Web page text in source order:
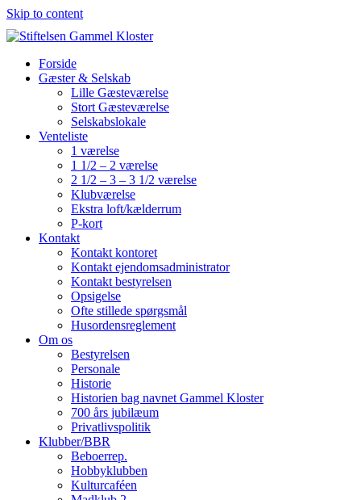
Skip to content
Forside
Gæster & Selskab
Lille Gæsteværelse
Stort Gæsteværelse
Selskabslokale
Venteliste
1 værelse
1 1/2 – 2 værelse
2 1/2 – 3 – 3 1/2 værelse
Klubværelse
Ekstra loft/kælderrum
P-kort
Kontakt
Kontakt kontoret
Kontakt ejendomsadministrator
Kontakt bestyrelsen
Opsigelse
Ofte stillede spørgsmål
Husordensreglement
Om os
Bestyrelsen
Personale
Historie
Historien bag navnet Gammel Kloster
700 års jubilæum
Privatlivspolitik
Klubber/BBR
Beboerrep.
Hobbyklubben
Kulturcaféen